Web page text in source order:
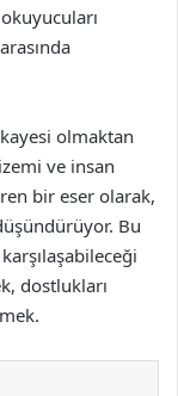
olmaktan
ve insan
bir eser olarak,
Bu
dostlukları